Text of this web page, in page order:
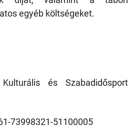
egyéb költségeket.
és Szabadidősport
73998321-51100005